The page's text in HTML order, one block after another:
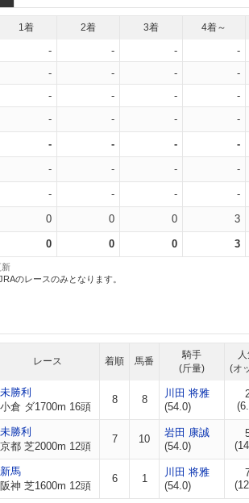
1着 2着 3着 4着～
- - - -
- - - -
- - - -
- - - -
- - - -
- - - -
- - - -
0 0 0 3
0 0 0 3
新
のレースのみとなります。
レース 着順 馬番
騎手
(斤量)
(オ
未勝利
小倉 ダ1700m 16頭
8 8
川田 将雅
(54.0)
未勝利
京都 芝2000m 12頭
7 10
岩田 康誠
(54.0)
新馬
阪神 芝1600m 12頭
6 1
川田 将雅
(54.0)